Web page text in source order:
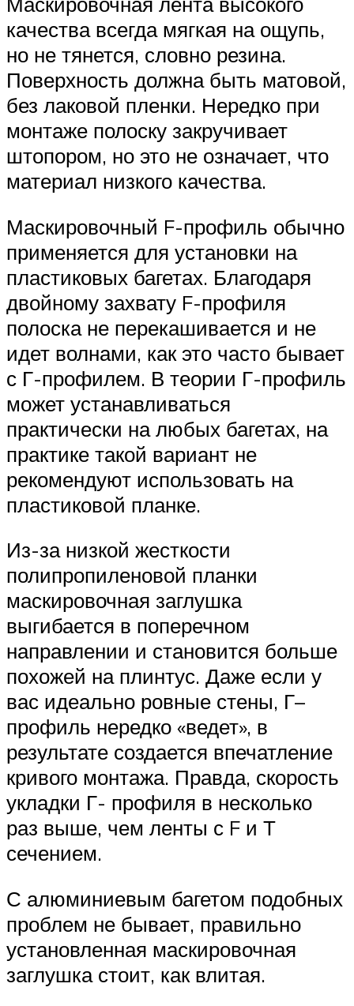
качества всегда мягкая на ощупь,
но не тянется, словно резина.
Поверхность должна быть матовой,
без лаковой пленки. Нередко при
монтаже полоску закручивает
штопором, но это не означает, что
материал низкого качества.
Маскировочный F-профиль обычно
применяется для установки на
пластиковых багетах. Благодаря
двойному захвату F-профиля
полоска не перекашивается и не
идет волнами, как это часто бывает
с Г-профилем. В теории Г-профиль
может устанавливаться
практически на любых багетах, на
практике такой вариант не
рекомендуют использовать на
пластиковой планке.
Из-за низкой жесткости
полипропиленовой планки
маскировочная заглушка
выгибается в поперечном
направлении и становится больше
похожей на плинтус. Даже если у
вас идеально ровные стены, Г–
профиль нередко «ведет», в
результате создается впечатление
кривого монтажа. Правда, скорость
укладки Г- профиля в несколько
раз выше, чем ленты с F и Т
сечением.
С алюминиевым багетом подобных
проблем не бывает, правильно
установленная маскировочная
заглушка стоит, как влитая.